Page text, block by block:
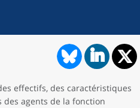
effectifs, des caractéristiques
agents de la fonction